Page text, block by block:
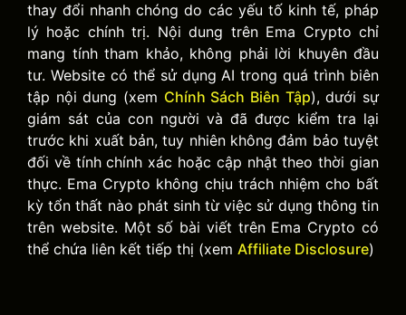
thay đổi nhanh chóng do các yếu tố kinh tế, pháp
lý hoặc chính trị. Nội dung trên Ema Crypto chỉ
mang tính tham khảo, không phải lời khuyên đầu
tư. Website có thể sử dụng AI trong quá trình biên
tập nội dung (xem Chính Sách Biên Tập), dưới sự
giám sát của con người và đã được kiểm tra lại
trước khi xuất bản, tuy nhiên không đảm bảo tuyệt
đối về tính chính xác hoặc cập nhật theo thời gian
thực. Ema Crypto không chịu trách nhiệm cho bất
kỳ tổn thất nào phát sinh từ việc sử dụng thông tin
trên website. Một số bài viết trên Ema Crypto có
thể chứa liên kết tiếp thị (xem Affiliate Disclosure)